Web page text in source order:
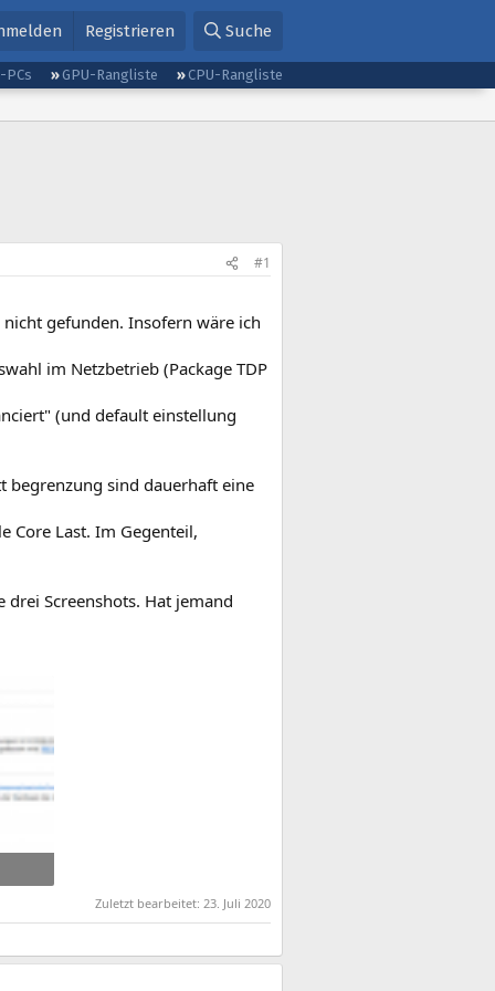
Registrieren Suche
PCs GPU-Rangliste
CPU-Rangliste
#1
gefunden. Insofern wäre ich
im Netzbetrieb (Package TDP
(und default einstellung
sind dauerhaft eine
Core Last. Im Gegenteil,
Screenshots. Hat jemand
Zuletzt bearbeitet: 23. Juli 2020